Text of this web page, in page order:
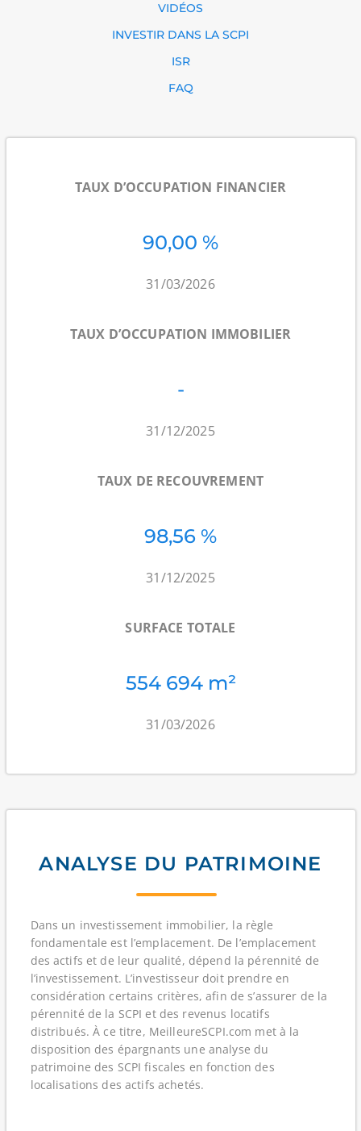
VIDÉOS
INVESTIR DANS LA SCPI
ISR
FAQ
TAUX D’OCCUPATION FINANCIER
90,00 %
31/03/2026
TAUX D’OCCUPATION IMMOBILIER
-
31/12/2025
TAUX DE RECOUVREMENT
98,56 %
31/12/2025
SURFACE TOTALE
554 694 m²
31/03/2026
ANALYSE DU PATRIMOINE
Dans un investissement immobilier, la règle
fondamentale est l’emplacement. De l’emplacement
des actifs et de leur qualité, dépend la pérennité de
l’investissement. L’investisseur doit prendre en
considération certains critères, afin de s’assurer de la
pérennité de la SCPI et des revenus locatifs
distribués. À ce titre, MeilleureSCPI.com met à la
disposition des épargnants une analyse du
patrimoine des SCPI fiscales en fonction des
localisations des actifs achetés.